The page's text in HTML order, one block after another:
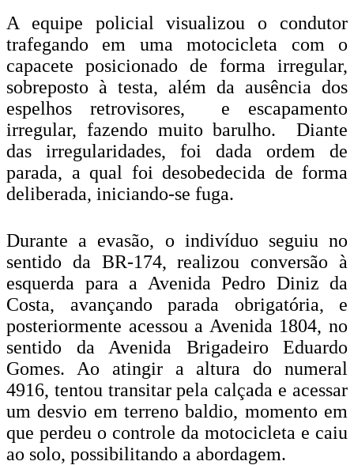
A equipe policial visualizou o condutor
trafegando em uma motocicleta com o
capacete posicionado de forma irregular,
sobreposto à testa, além da ausência dos
espelhos retrovisores, e escapamento
irregular, fazendo muito barulho. Diante
das irregularidades, foi dada ordem de
parada, a qual foi desobedecida de forma
deliberada, iniciando-se fuga.
Durante a evasão, o indivíduo seguiu no
sentido da BR-174, realizou conversão à
esquerda para a Avenida Pedro Diniz da
Costa, avançando parada obrigatória, e
posteriormente acessou a Avenida 1804, no
sentido da Avenida Brigadeiro Eduardo
Gomes. Ao atingir a altura do numeral
4916, tentou transitar pela calçada e acessar
um desvio em terreno baldio, momento em
que perdeu o controle da motocicleta e caiu
ao solo, possibilitando a abordagem.